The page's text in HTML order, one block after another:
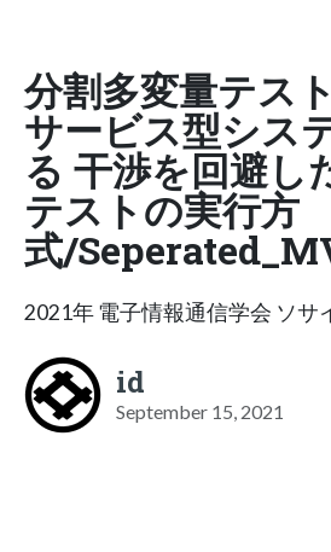
分割多変量テス
サービス型シス
る 干渉を回避し
テストの実行方
式/
2021年 電子情報通信学会 ソサ
id
September 15, 2021